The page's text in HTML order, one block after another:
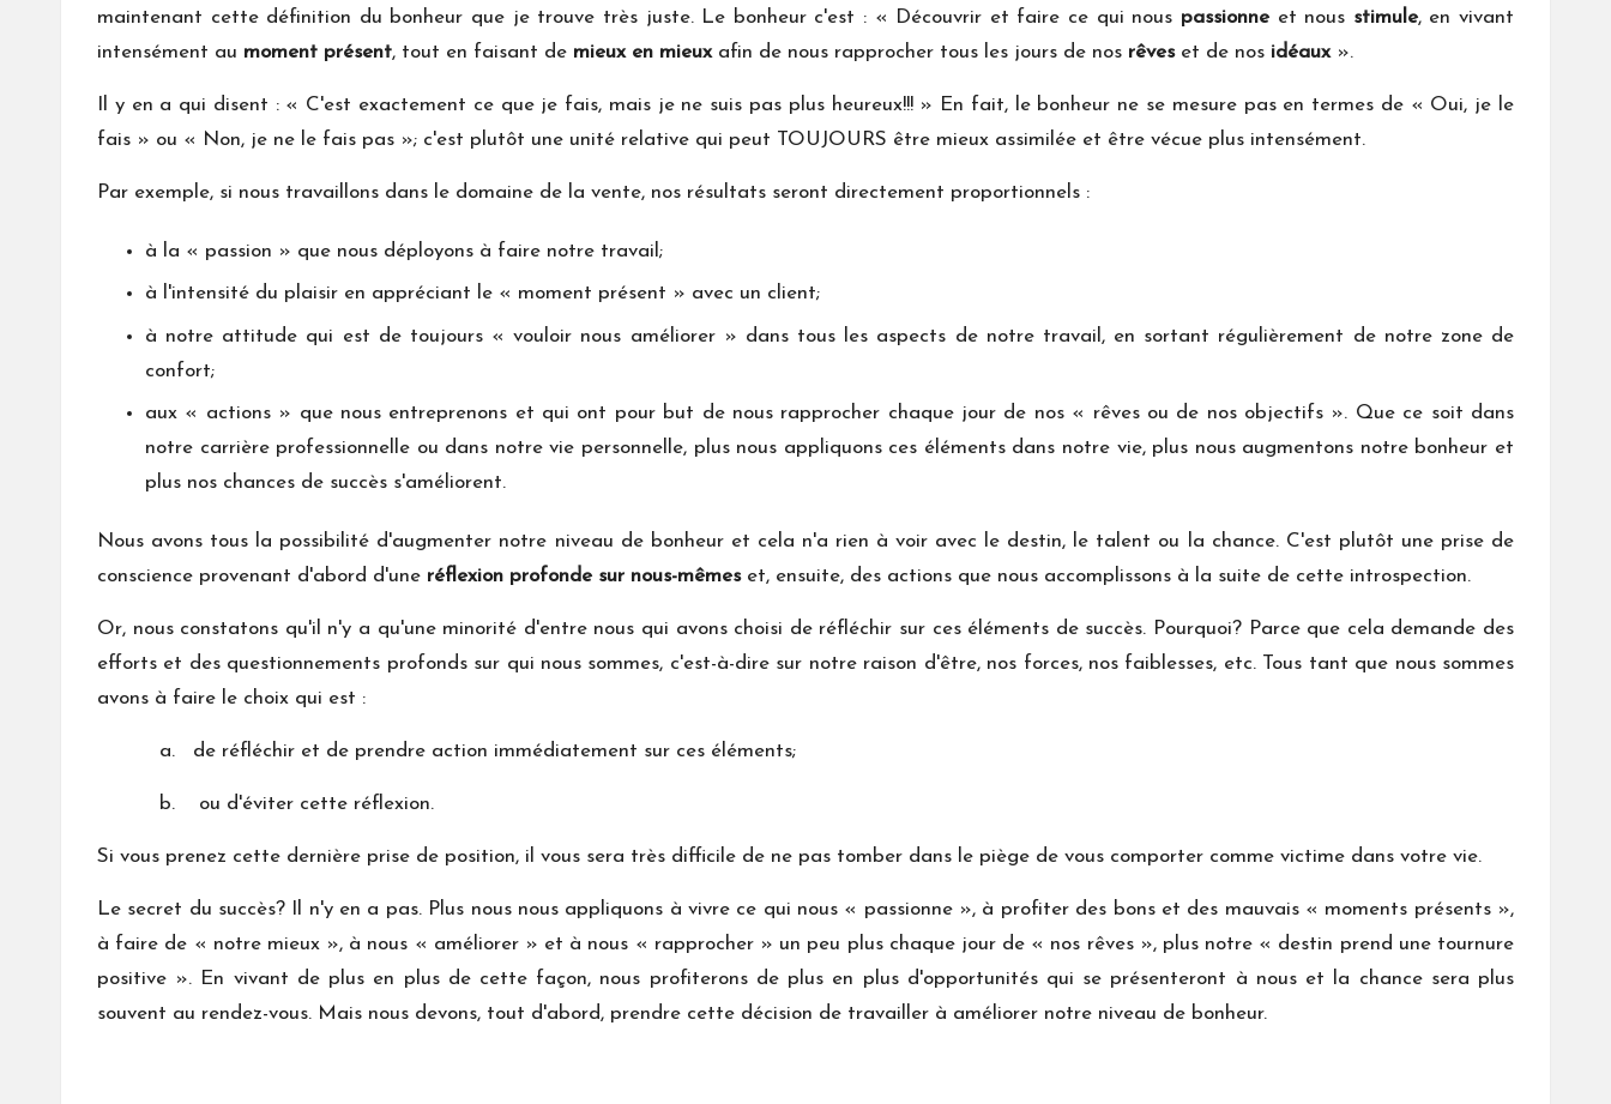
maintenant cette définition du bonheur que je trouve très juste. Le bonheur c'est : « Découvrir et faire ce qui nous passionne et nous stimule, en vivant
intensément au moment présent, tout en faisant de mieux en mieuxafin de nous rapprocher tous les jours de nos rêveset de nos idéaux».
Il y en a qui disent : « C'est exactement ce que je fais, mais je ne suis pas plus heureux!!! » En fait, le bonheur ne se mesure pas en termes de « Oui, je le
fais » ou « Non, je ne le fais pas »; c'est plutôt une unité relative qui peut TOUJOURS être mieux assimilée et être vécue plus intensément.
Par exemple, si nous travaillons dans le domaine de la vente, nos résultats seront directement proportionnels :
à la « passion » que nous déployons à faire notre travail;
à l'intensité du plaisir en appréciant le « moment présent » avec un client;
à notre attitude qui est de toujours « vouloir nous améliorer » dans tous les aspects de notre travail, en sortant régulièrement de notre zone de
confort;
aux « actions » que nous entreprenons et qui ont pour but de nous rapprocher chaque jour de nos « rêves ou de nos objectifs ». Que ce soit dans
notre carrière professionnelle ou dans notre vie personnelle, plus nous appliquons ces éléments dans notre vie, plus nous augmentons notre bonheur et
plus nos chances de succès s'améliorent.
Nous avons tous la possibilité d'augmenter notre niveau de bonheur et cela n'a rien à voir avec le destin, le talent ou la chance. C'est plutôt une prise de
conscience provenant d'abord d'une réflexion profonde sur nous-mêmeset, ensuite, des actions que nous accomplissons à la suite de cette introspection.
Or, nous constatons qu'il n'y a qu'une minorité d'entre nous qui avons choisi de réfléchir sur ces éléments de succès. Pourquoi? Parce que cela demande des
efforts et des questionnements profonds sur qui nous sommes, c'est-à-dire sur notre raison d'être, nos forces, nos faiblesses, etc. Tous tant que nous sommes
avons à faire le choix qui est :
a. de réfléchir et de prendre action immédiatement sur ces éléments;
b. ou d'éviter cette réflexion.
Si vous prenez cette dernière prise de position, il vous sera très difficile de ne pas tomber dans le piège de vous comporter comme victime dans votre vie.
Le secret du succès? Il n'y en a pas. Plus nous nous appliquons à vivre ce qui nous « passionne », à profiter des bons et des mauvais « moments présents »,
à faire de « notre mieux », à nous « améliorer » et à nous « rapprocher » un peu plus chaque jour de « nos rêves », plus notre « destin prend une tournure
positive ». En vivant de plus en plus de cette façon, nous profiterons de plus en plus d'opportunités qui se présenteront à nous et la chance sera plus
souvent au rendez-vous. Mais nous devons, tout d'abord, prendre cette décision de travailler à améliorer notre niveau de bonheur.